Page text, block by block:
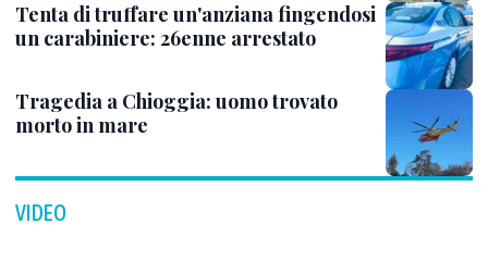
Tenta di truffare un'anziana fingendosi
un carabiniere: 26enne arrestato
Tragedia a Chioggia: uomo trovato
morto in mare
VIDEO